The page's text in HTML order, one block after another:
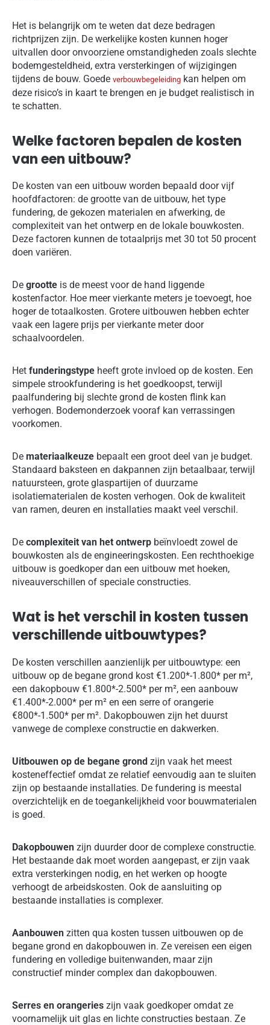
Het is belangrijk om te weten dat deze bedragen
richtprijzen zijn. De werkelijke kosten kunnen hoger
uitvallen door onvoorziene omstandigheden zoals slechte
bodemgesteldheid, extra versterkingen of wijzigingen
tijdens de bouw. Goede verbouwbegeleiding kan helpen om
deze risico’s in kaart te brengen en je budget realistisch in
te schatten.
Welke factoren bepalen de kosten
van een uitbouw?
De kosten van een uitbouw worden bepaald door vijf
hoofdfactoren: de grootte van de uitbouw, het type
fundering, de gekozen materialen en afwerking, de
complexiteit van het ontwerp en de lokale bouwkosten.
Deze factoren kunnen de totaalprijs met 30 tot 50 procent
doen variëren.
De grootte is de meest voor de hand liggende
kostenfactor. Hoe meer vierkante meters je toevoegt, hoe
hoger de totaalkosten. Grotere uitbouwen hebben echter
vaak een lagere prijs per vierkante meter door
schaalvoordelen.
Het funderingstype heeft grote invloed op de kosten. Een
simpele strookfundering is het goedkoopst, terwijl
paalfundering bij slechte grond de kosten flink kan
verhogen. Bodemonderzoek vooraf kan verrassingen
voorkomen.
De materiaalkeuze bepaalt een groot deel van je budget.
Standaard baksteen en dakpannen zijn betaalbaar, terwijl
natuursteen, grote glaspartijen of duurzame
isolatiematerialen de kosten verhogen. Ook de kwaliteit
van ramen, deuren en installaties maakt veel verschil.
De complexiteit van het ontwerp beïnvloedt zowel de
bouwkosten als de engineeringskosten. Een rechthoekige
uitbouw is goedkoper dan een uitbouw met hoeken,
niveauverschillen of speciale constructies.
Wat is het verschil in kosten tussen
verschillende uitbouwtypes?
De kosten verschillen aanzienlijk per uitbouwtype: een
uitbouw op de begane grond kost €1.200*-1.800* per m²,
een dakopbouw €1.800*-2.500* per m², een aanbouw
€1.400*-2.000* per m² en een serre of orangerie
€800*-1.500* per m². Dakopbouwen zijn het duurst
vanwege de complexe constructie en dakwerken.
Uitbouwen op de begane grond zijn vaak het meest
kosteneffectief omdat ze relatief eenvoudig aan te sluiten
zijn op bestaande installaties. De fundering is meestal
overzichtelijk en de toegankelijkheid voor bouwmaterialen
is goed.
Dakopbouwen zijn duurder door de complexe constructie.
Het bestaande dak moet worden aangepast, er zijn vaak
extra versterkingen nodig, en het werken op hoogte
verhoogt de arbeidskosten. Ook de aansluiting op
bestaande installaties is complexer.
Aanbouwen zitten qua kosten tussen uitbouwen op de
begane grond en dakopbouwen in. Ze vereisen een eigen
fundering en volledige buitenwanden, maar zijn
constructief minder complex dan dakopbouwen.
Serres en orangeries zijn vaak goedkoper omdat ze
voornamelijk uit glas en lichte constructies bestaan. Ze